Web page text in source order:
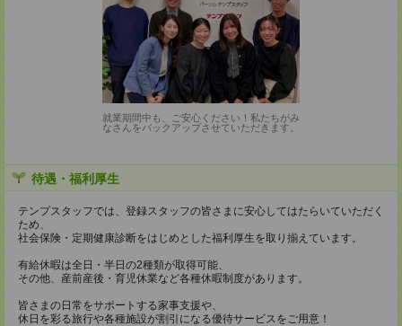
就業期間中も、ご安心ください！私たちがみ
なさんをバックアップさせていただきます。
待遇・福利厚生
テンプスタッフでは、登録スタッフの皆さまに安心してはたらいていただく
ため、
社会保険・定期健康診断をはじめとした福利厚生を取り揃えています。
有給休暇は全日・半日の2種類が取得可能、
その他、産前産後・育児休業など各種休暇制度があります。
皆さまの日常をサポートする家事支援や、
休日を彩る旅行や各種施設が割引になる優待サービスをご用意！